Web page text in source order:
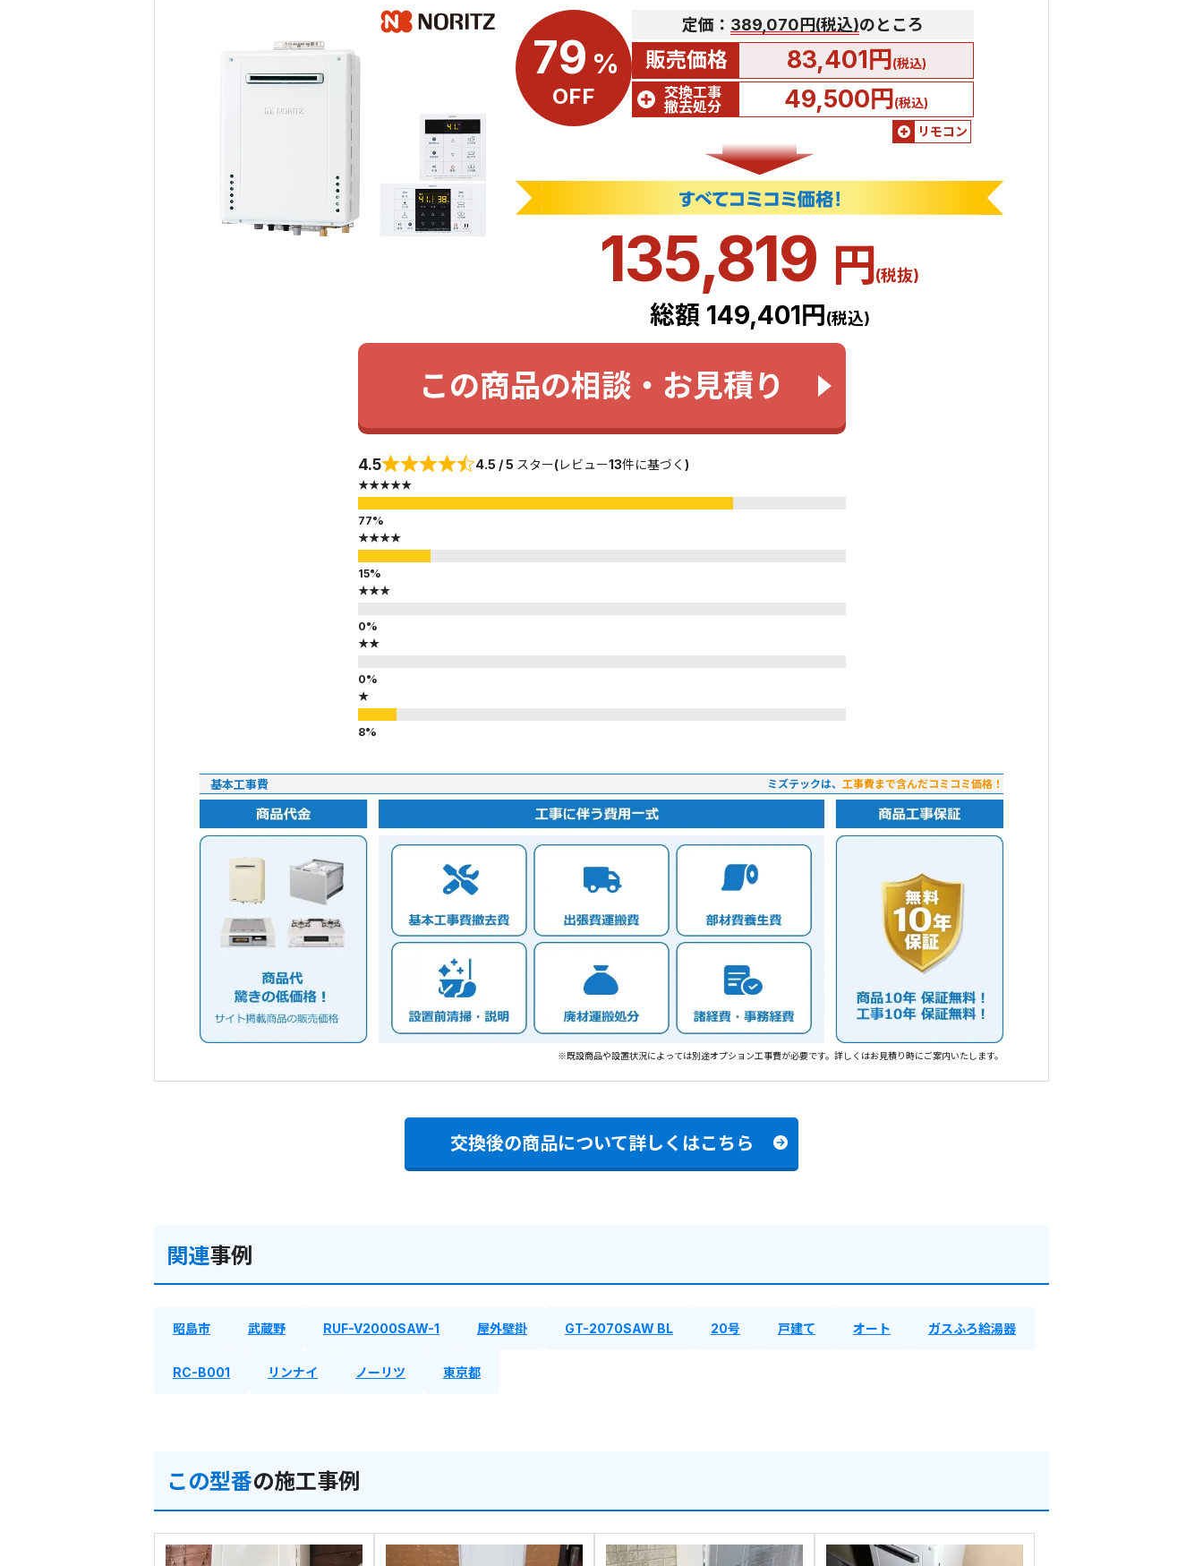
79 %
OFF
定価： 389,070円(税込)のところ
販売価格 83,401円(税込)
交換工事
撤去処分
49,500円(税込)
リモコン
135,819 円(税抜)
総額 149,401円(税込)
この商品の相談・お見積り
4.5 4.5 / 5 スター(レビュー13件に基づく)
★★★★★
★★★★
★★★
★★
★
基本工事費 ミズテックは、 工事費まで含んだコミコミ価格！
※既設商品や設置状況によっては別途オプション工事費が必要です。詳しくはお見積り時にご案内いたします。
交換後の商品について詳しくはこちら
関連事例
昭島市 武蔵野 RUF-V2000SAW-1 屋外壁掛 GT-2070SAW BL 20号 戸建て オート ガスふろ給湯器
RC-B001 リンナイ ノーリツ 東京都
この型番の施工事例